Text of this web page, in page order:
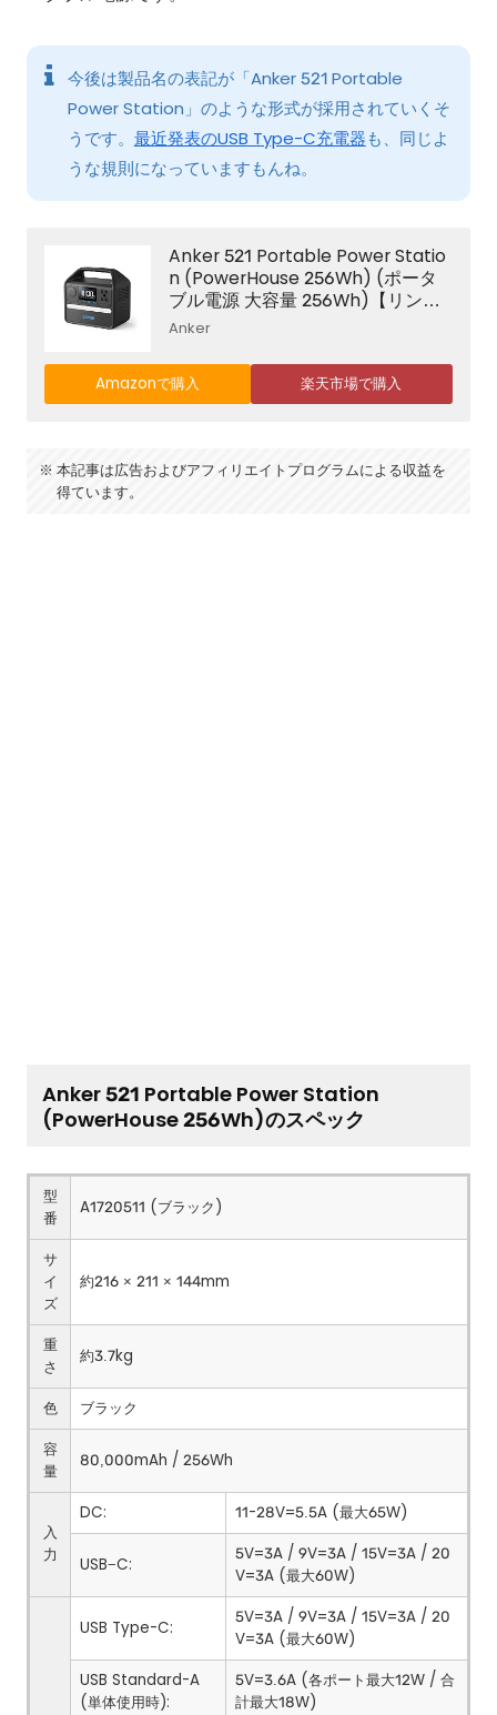
今後は製品名の表記が「Anker 521 Portable
Power Station」のような形式が採用されていくそ
うです。 最近発表のUSB Type-C充電器も、同じよ
うな規則になっていますもんね。
Anker 521 Portable Power Statio
n (PowerHouse 256Wh) (ポータ
ブル電源 大容量 256Wh)【リン酸
鉄リチウムイオン電池 / 6倍長寿命
純正弦波/PowerIQ 3.0 (Gen2)搭
載 / ◇PSE技術基準適合】キャンプ
アウトドア 車中泊 緊急 防災/非常
Anker
Amazonで購入 楽天市場で購入
本記事は広告およびアフィリエイトプログラムによる収益を
得ています。
Anker 521 Portable Power Station
(PowerHouse 256Wh)のスペック
型
番
A1720511 (ブラック)
サ
イ
ズ
約216 × 211 × 144mm
重
さ
約3.7kg
色
ブラック
容
量
80,000mAh / 256Wh
入
力
DC: 11-28V=5.5A (最大65W)
USB−C:
5V=3A / 9V=3A / 15V=3A / 20
V=3A (最大60W)
USB Type-C:
5V=3A / 9V=3A / 15V=3A / 20
V=3A (最大60W)
USB Standard-A
(単体使用時):
5V=3.6A (各ポート最大12W / 合
計最大18W)